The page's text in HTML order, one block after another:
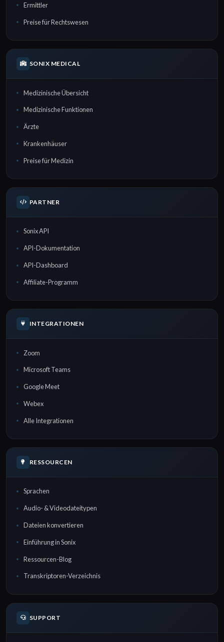
Ermittler
Preise für Rechtswesen
SONIX MEDICAL
Medizinische Übersicht
Medizinische Funktionen
Ärzte
Krankenhäuser
Preise für Medizin
PARTNER
Sonix API
API-Dokumentation
API-Dashboard
Affiliate-Programm
INTEGRATIONEN
Zoom
Microsoft Teams
Google Meet
Webex
Alle Integrationen
RESSOURCEN
Sprachen
Audio- & Videodateitypen
Dateien konvertieren
Einführung in Sonix
Ressourcen-Blog
Transkriptoren-Verzeichnis
SUPPORT